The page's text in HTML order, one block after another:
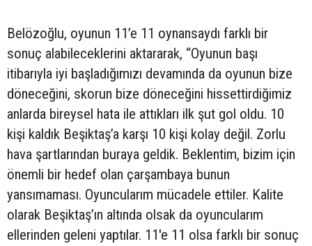
Belözoğlu, oyunun 11’e 11 oynansaydı farklı bir
sonuç alabileceklerini aktararak, “Oyunun başı
itibarıyla iyi başladığımızı devamında da oyunun bize
döneceğini, skorun bize döneceğini hissettirdiğimiz
anlarda bireysel hata ile attıkları ilk şut gol oldu. 10
kişi kaldık Beşiktaş’a karşı 10 kişi kolay değil. Zorlu
hava şartlarından buraya geldik. Beklentim, bizim için
önemli bir hedef olan çarşambaya bunun
yansımaması. Oyuncularım mücadele ettiler. Kalite
olarak Beşiktaş’ın altında olsak da oyuncularım
ellerinden geleni yaptılar. 11'e 11 olsa farklı bir sonuç